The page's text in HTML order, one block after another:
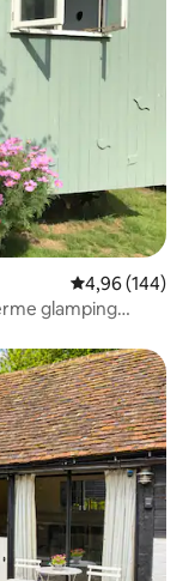
Évaluation
4,96 (144)
glamping